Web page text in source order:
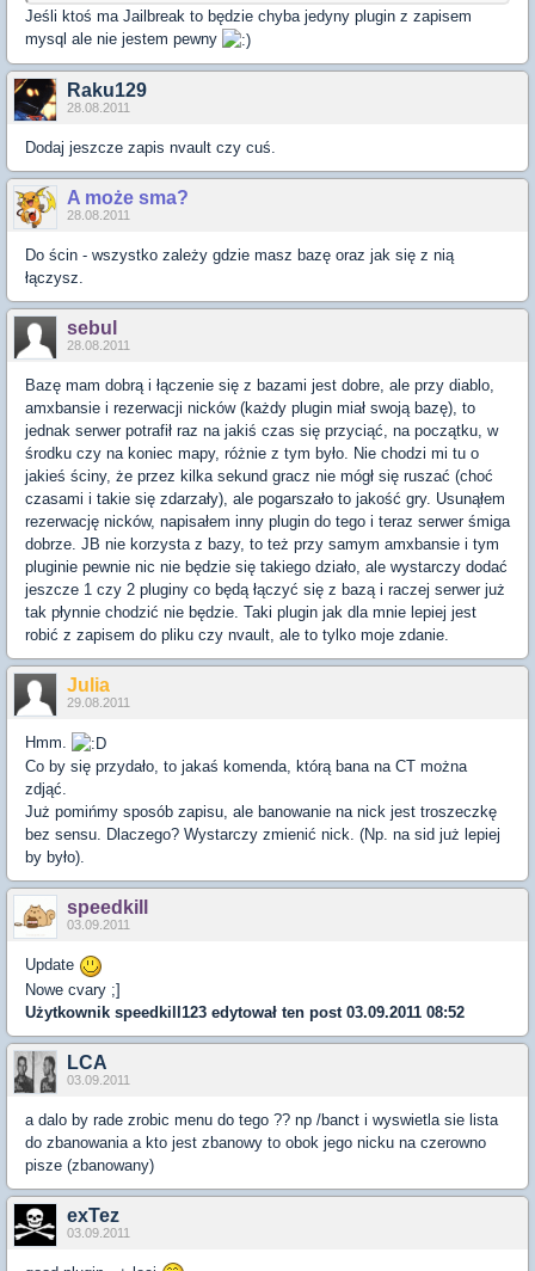
Jeśli ktoś ma Jailbreak to będzie chyba jedyny plugin z zapisem
mysql ale nie jestem pewny
Raku129
28.08.2011
Dodaj jeszcze zapis nvault czy cuś.
A może sma?
28.08.2011
Do ścin - wszystko zależy gdzie masz bazę oraz jak się z nią
łączysz.
sebul
28.08.2011
Bazę mam dobrą i łączenie się z bazami jest dobre, ale przy diablo,
amxbansie i rezerwacji nicków (każdy plugin miał swoją bazę), to
jednak serwer potrafił raz na jakiś czas się przyciąć, na początku, w
środku czy na koniec mapy, różnie z tym było. Nie chodzi mi tu o
jakieś ściny, że przez kilka sekund gracz nie mógł się ruszać (choć
czasami i takie się zdarzały), ale pogarszało to jakość gry. Usunąłem
rezerwację nicków, napisałem inny plugin do tego i teraz serwer śmiga
dobrze. JB nie korzysta z bazy, to też przy samym amxbansie i tym
pluginie pewnie nic nie będzie się takiego działo, ale wystarczy dodać
jeszcze 1 czy 2 pluginy co będą łączyć się z bazą i raczej serwer już
tak płynnie chodzić nie będzie. Taki plugin jak dla mnie lepiej jest
robić z zapisem do pliku czy nvault, ale to tylko moje zdanie.
Julia
29.08.2011
Hmm.
Co by się przydało, to jakaś komenda, którą bana na CT można
zdjąć.
Już pomińmy sposób zapisu, ale banowanie na nick jest troszeczkę
bez sensu. Dlaczego? Wystarczy zmienić nick. (Np. na sid już lepiej
by było).
speedkill
03.09.2011
Update
Nowe cvary ;]
Użytkownik speedkill123 edytował ten post 03.09.2011 08:52
LCA
03.09.2011
a dalo by rade zrobic menu do tego ?? np /banct i wyswietla sie lista
do zbanowania a kto jest zbanowy to obok jego nicku na czerowno
pisze (zbanowany)
exTez
03.09.2011